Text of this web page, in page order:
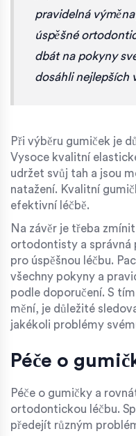
pravidelná
úspěšné
dbát na pokyny
dosáhli nejlepších
Při výběru gumiček je
Vysoce kvalitní
udržet svůj tah a jsou
natažení. Kvalitní
efektivní léčbě.
Na závěr je třeba
ortodontisty a správná
pro úspěšnou léčbu.
všechny pokyny a
podle doporučení. S
mění, je důležité
jakékoli problémy
Péče o
Péče o gumičky a
ortodontickou léčbu.
předejít různým